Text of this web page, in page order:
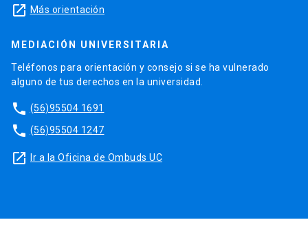
launch Más orientación
MEDIACIÓN UNIVERSITARIA
Teléfonos para orientación y consejo si se ha vulnerado
alguno de tus derechos en la universidad.
phone (56)95504 1691
phone (56)95504 1247
launch Ir a la Oficina de Ombuds UC